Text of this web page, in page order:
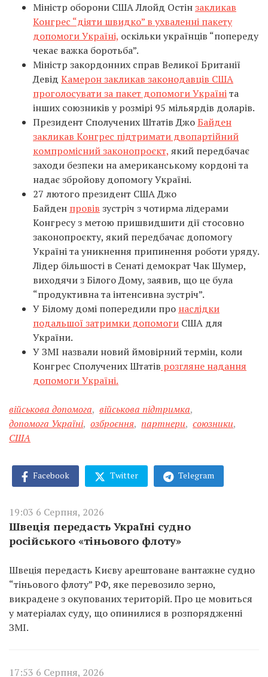
Міністр оборони США Ллойд Остінзакликав
Конгрес “діяти швидко” в ухваленні пакету
допомоги Україні, оскільки українців “попереду
чекає важка боротьба”.
Міністр закордонних справ Великої Британії
Девід Камерон закликав законодавців США
проголосувати за пакет допомоги Україніта
інших союзників у розмірі 95 мільярдів доларів.
Президент Сполучених Штатів ДжоБайден
закликав Конгрес підтримати двопартійний
компромісний законопроєкт, який передбачає
заходи безпеки на американському кордоні та
надає збройову допомогу Україні.
27 лютого президент США Джо
Байден провів зустріч з чотирма лідерами
Конгресу з метою пришвидшити дії стосовно
законопроєкту, який передбачає допомогу
Україні та уникнення припинення роботи уряду.
Лідер більшості в Сенаті демократ Чак Шумер,
виходячи з Білого Дому, заявив, що це була
“продуктивна та інтенсивна зустріч”.
У Білому домі попередили про наслідки
подальшої затримки допомоги США для
України.
У ЗМІ назвали новий ймовірний термін, коли
Конгрес Сполучених Штатів розгляне надання
допомоги Україні.
військова допомога, військова підтримка,
допомога Україні, озброєння, партнери, союзники,
США
Facebook Twitter Telegram
19:03 6 Серпня, 2026
Швеція передасть Україні судно
російського «тіньового флоту»
Швеція передасть Києву арештоване вантажне судно
“тіньового флоту” РФ, яке перевозило зерно,
викрадене з окупованих територій. Про це мовиться
у матеріалах суду, що опинилися в розпорядженні
ЗМІ.
17:53 6 Серпня, 2026